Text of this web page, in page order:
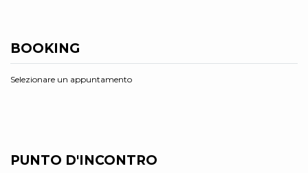
BOOKING
Selezionare un appuntamento
PUNTO D'INCONTRO